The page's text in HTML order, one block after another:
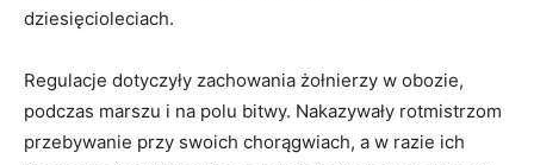
dziesięcioleciach.
Regulacje dotyczyły zachowania żołnierzy w obozie,
podczas marszu i na polu bitwy. Nakazywały rotmistrzom
przebywanie przy swoich chorągwiach, a w razie ich